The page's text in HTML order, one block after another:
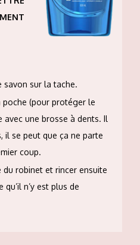
savon sur la tache.
(pour protéger le
avec une brosse à dents. Il
se peut que ça ne parte
coup.
du robinet et rincer ensuite
qu’il n’y est plus de